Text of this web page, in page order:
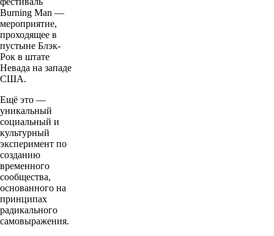
Burning Man —
мероприятие,
проходящее в
пустыне Блэк-
Рок в штате
Невада на западе
США.
Ещё это —
уникальный
социальный и
культурный
эксперимент по
созданию
временного
сообщества,
основанного на
принципах
радикального
самовыражения.